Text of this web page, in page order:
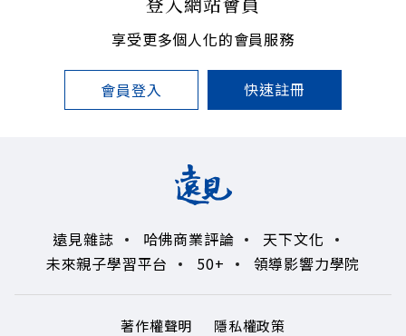
享受更多個人化的會員服務
會員登入 快速註冊
遠見雜誌 哈佛商業評論
天下文化
未來親子學習平台
50+ 領導影響力學院
著作權聲明
隱私權政策